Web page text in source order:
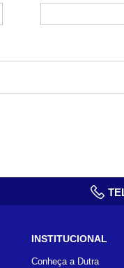
INSTITUCIONAL
Conheça a Dutra